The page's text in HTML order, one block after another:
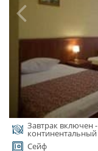
Завтрак включен -
континентальный
Сейф